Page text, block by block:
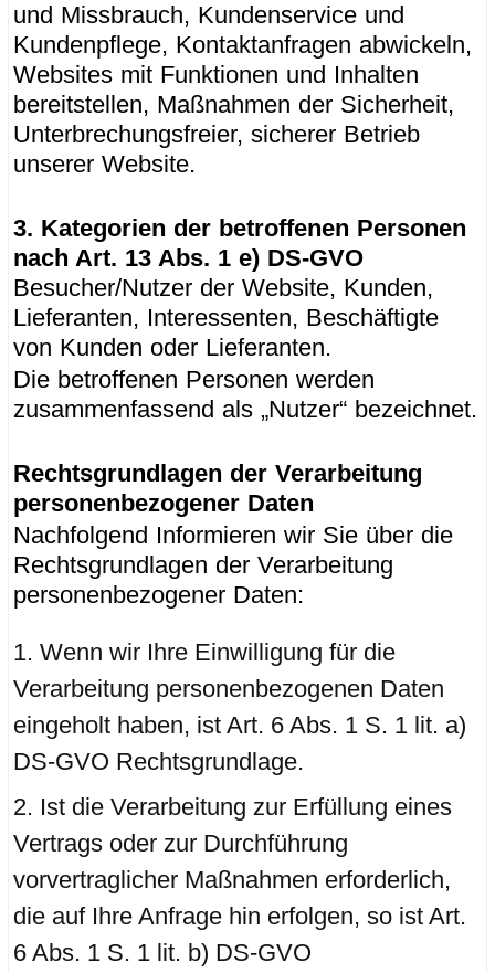
und Missbrauch, Kundenservice und
Kundenpflege, Kontaktanfragen abwickeln,
Websites mit Funktionen und Inhalten
bereitstellen, Maßnahmen der Sicherheit,
Unterbrechungsfreier, sicherer Betrieb
unserer Website.
3. Kategorien der betroffenen Personen
nach Art. 13 Abs. 1 e) DS-GVO
Besucher/Nutzer der Website, Kunden,
Lieferanten, Interessenten, Beschäftigte
von Kunden oder Lieferanten.
Die betroffenen Personen werden
zusammenfassend als „Nutzer“ bezeichnet.
Rechtsgrundlagen der Verarbeitung
personenbezogener Daten
Nachfolgend Informieren wir Sie über die
Rechtsgrundlagen der Verarbeitung
personenbezogener Daten:
Wenn wir Ihre Einwilligung für die
Verarbeitung personenbezogenen Daten
eingeholt haben, ist Art. 6 Abs. 1 S. 1 lit. a)
DS-GVO Rechtsgrundlage.
Ist die Verarbeitung zur Erfüllung eines
Vertrags oder zur Durchführung
vorvertraglicher Maßnahmen erforderlich,
die auf Ihre Anfrage hin erfolgen, so ist Art.
6 Abs. 1 S. 1 lit. b) DS-GVO